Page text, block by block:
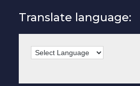
Translate language: